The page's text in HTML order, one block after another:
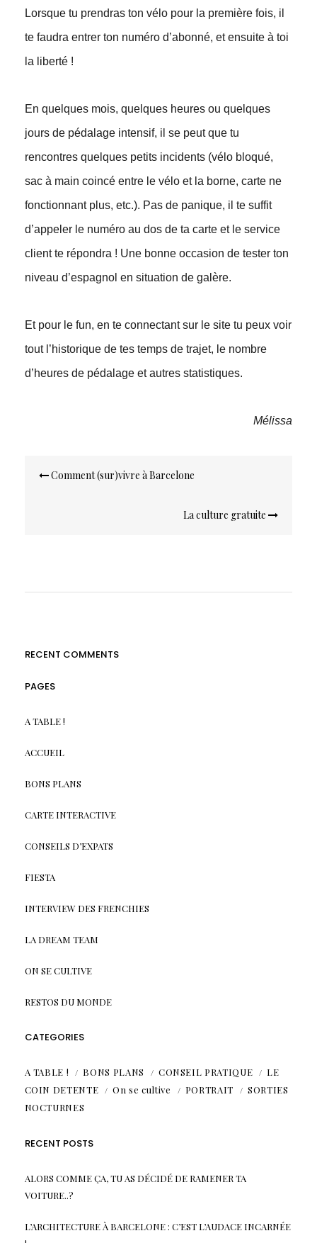
Lorsque tu prendras ton vélo pour la première fois, il
te faudra entrer ton numéro d’abonné, et ensuite à toi
la liberté !
En quelques mois, quelques heures ou quelques
jours de pédalage intensif, il se peut que tu
rencontres quelques petits incidents (vélo bloqué,
sac à main coincé entre le vélo et la borne, carte ne
fonctionnant plus, etc.). Pas de panique, il te suffit
d’appeler le numéro au dos de ta carte et le service
client te répondra ! Une bonne occasion de tester ton
niveau d’espagnol en situation de galère.
Et pour le fun, en te connectant sur le site tu peux voir
tout l’historique de tes temps de trajet, le nombre
d’heures de pédalage et autres statistiques.
Mélissa
Navigation
de Comment (sur)vivre à Barcelone
La culture gratuite
RECENT COMMENTS
PAGES
A TABLE !
ACCUEIL
BONS PLANS
CARTE INTERACTIVE
CONSEILS D’EXPATS
FIESTA
INTERVIEW DES FRENCHIES
LA DREAM TEAM
ON SE CULTIVE
RESTOS DU MONDE
CATEGORIES
A TABLE ! BONS PLANS CONSEIL PRATIQUE
LE
COIN DETENTE
On se cultive PORTRAIT
SORTIES
NOCTURNES
RECENT POSTS
ALORS COMME ÇA, TU AS DÉCIDÉ DE RAMENER TA
VOITURE..?
L’ARCHITECTURE À BARCELONE : C’EST L’AUDACE INCARNÉE